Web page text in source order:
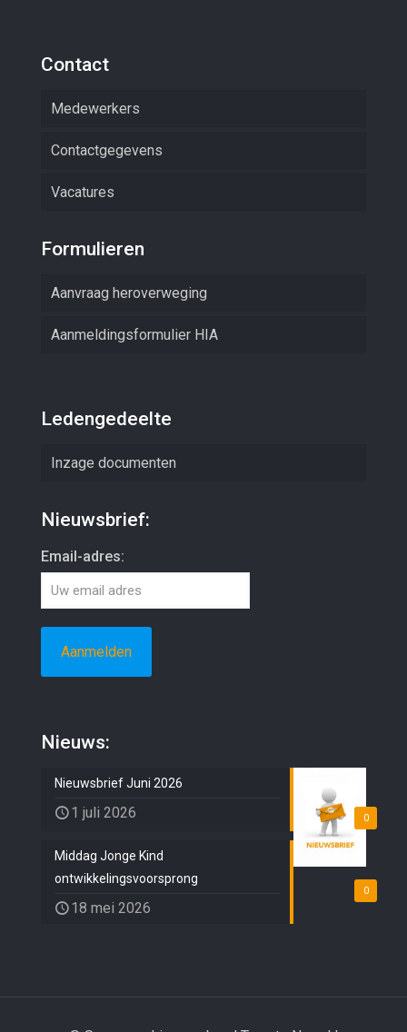
Contact
Medewerkers
Contactgegevens
Vacatures
Formulieren
Aanvraag heroverweging
Aanmeldingsformulier HIA
Ledengedeelte
Inzage documenten
Nieuwsbrief:
Email-adres:
Nieuws:
0
Nieuwsbrief Juni 2026
1 juli 2026
0
Middag Jonge Kind
ontwikkelingsvoorsprong
18 mei 2026